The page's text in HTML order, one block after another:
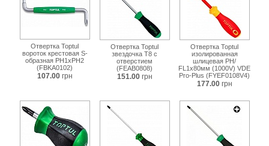
Отвертка Toptul
вороток крестовая S-
образная PH1xPH2
(FBKA0102)
107.00 грн
Отвертка Toptul
звездочка T8 с
отверстием
(FEAB0808)
151.00 грн
Отвертка Toptul
изолированная
шлицевая PH/
FL1x80мм (1000V) VDE
Pro-Plus (FYEF0108V4)
177.00 грн